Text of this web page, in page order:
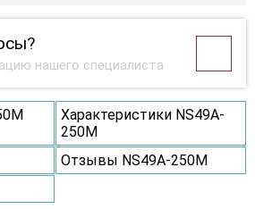
нашего специалиста
Характеристики NS49A-
250M
Отзывы NS49A-250M